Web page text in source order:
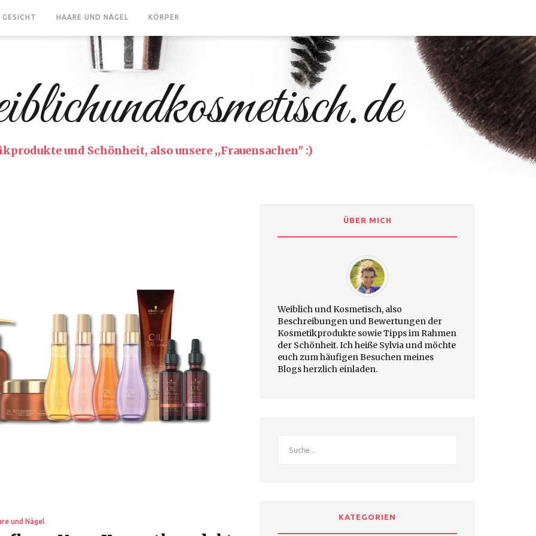
GESICHT HAARE UND NÄGEL KÖRPER
und Schönheit, also unsere ,,Frauensachen" :)
und Nägel
ÜBER MICH
Weiblich und Kosmetisch, also
Beschreibungen und Bewertungen der
Kosmetikprodukte sowie Tipps im Rahmen
der Schönheit. Ich heiße Sylvia und möchte
euch zum häufigen Besuchen meines
Blogs herzlich einladen.
KATEGORIEN